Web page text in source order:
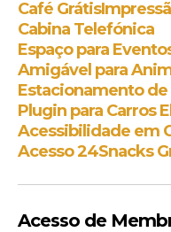
Café Grátis
Cabina Telefónica
Espaço para
Amigável para
Estacionamento
Plugin para Carros
Acessibilidade em
Acesso 24Snacks
Acesso de